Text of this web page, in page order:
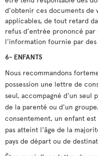
d'obtenir ces documents de
applicables, de tout retard
refus d'entrée prononcé par
l'information fournie par des
6- ENFANTS
Nous recommandons
possession une lettre de
seul, accompagné d'un
de la parenté ou d'un
consentement, un enfant
pas atteint l'âge de la
pays de départ ou de